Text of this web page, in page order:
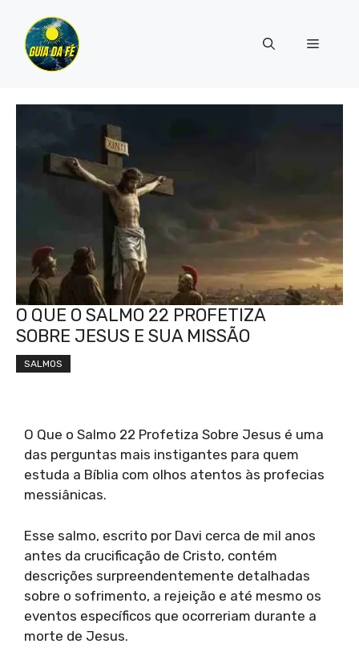
para
conteúdo
Menu
O QUE O SALMO 22 PROFETIZA
SOBRE JESUS E SUA MISSÃO
SALMOS
O Que o Salmo 22 Profetiza Sobre Jesus é uma
das perguntas mais instigantes para quem
estuda a Bíblia com olhos atentos às profecias
messiânicas.
Esse salmo, escrito por Davi cerca de mil anos
antes da crucificação de Cristo, contém
descrições surpreendentemente detalhadas
sobre o sofrimento, a rejeição e até mesmo os
eventos específicos que ocorreriam durante a
morte de Jesus.